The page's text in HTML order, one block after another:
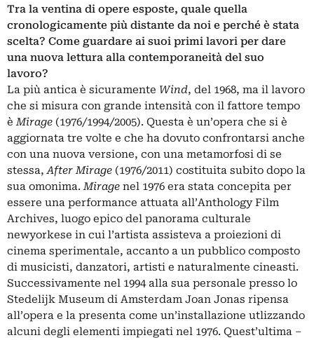
Tra la ventina di opere esposte, quale quella
cronologicamente più distante da noi e perché è stata
scelta? Come guardare ai suoi primi lavori per dare
una nuova lettura alla contemporaneità del suo
lavoro?
La più antica è sicuramente Wind, del 1968, ma il lavoro
che si misura con grande intensità con il fattore tempo
èMirage (1976/1994/2005). Questa è un’opera che si è
aggiornata tre volte e che ha dovuto confrontarsi anche
con una nuova versione, con una metamorfosi di se
stessa,After Mirage (1976/2011) costituita subito dopo la
sua omonima.Mirage nel 1976 era stata concepita per
essere una performance attuata all’Anthology Film
Archives, luogo epico del panorama culturale
newyorkese in cui l’artista assisteva a proiezioni di
cinema sperimentale, accanto a un pubblico composto
di musicisti, danzatori, artisti e naturalmente cineasti.
Successivamente nel 1994 alla sua personale presso lo
Stedelijk Museum di Amsterdam Joan Jonas ripensa
all’opera e la presenta come un’installazione utlizzando
alcuni degli elementi impiegati nel 1976. Quest’ultima –